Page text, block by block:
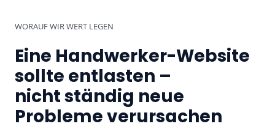
WORAUF WIR WERT LEGEN
Eine Handwerker-Website
sollte entlasten –
nicht ständig neue
Probleme verursachen